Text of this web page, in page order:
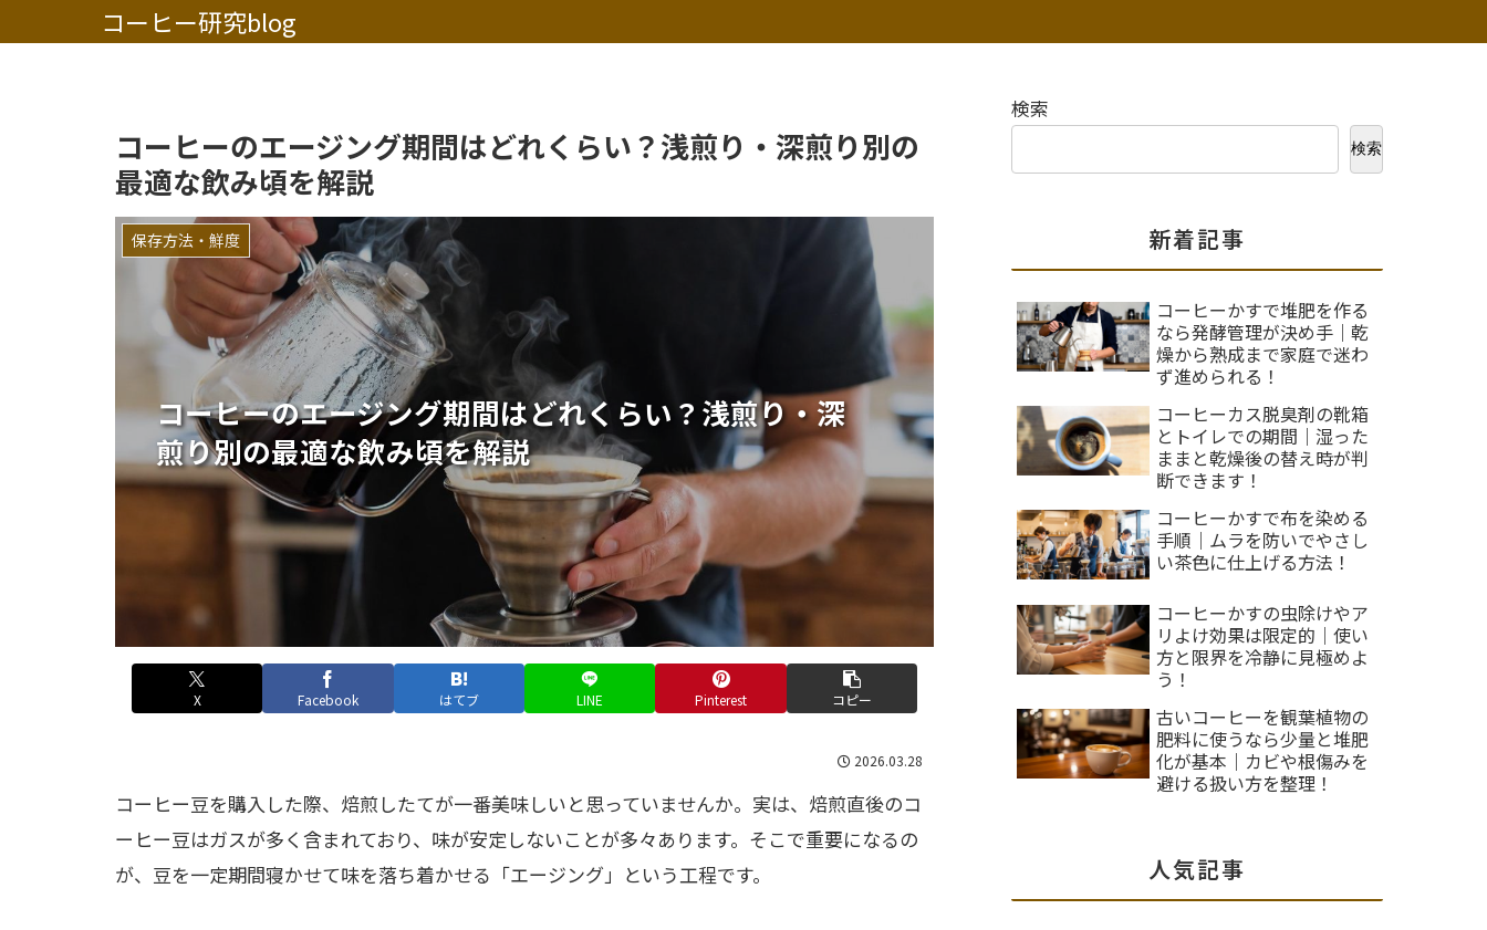
コーヒー研究blog
コーヒーのエージング期間はどれくらい？浅煎り・深煎り別の
最適な飲み頃を解説
コーヒーのエージング期間はどれくらい？浅煎り・深
煎り別の最適な飲み頃を解説
保存方法・鮮度
X Facebook はてブ LINE Pinterest コピー
2026.03.28
コーヒー豆を購入した際、焙煎したてが一番美味しいと思っていませんか。実は、焙煎直後のコ
ーヒー豆はガスが多く含まれており、味が安定しないことが多々あります。そこで重要になるの
が、豆を一定期間寝かせて味を落ち着かせる「エージング」という工程です。
検索
検索
新着記事
コーヒーかすで堆肥を作る
なら発酵管理が決め手｜乾
燥から熟成まで家庭で迷わ
ず進められる！
コーヒーカス脱臭剤の靴箱
とトイレでの期間｜湿った
ままと乾燥後の替え時が判
断できます！
コーヒーかすで布を染める
手順｜ムラを防いでやさし
い茶色に仕上げる方法！
コーヒーかすの虫除けやア
リよけ効果は限定的｜使い
方と限界を冷静に見極めよ
う！
古いコーヒーを観葉植物の
肥料に使うなら少量と堆肥
化が基本｜カビや根傷みを
避ける扱い方を整理！
人気記事